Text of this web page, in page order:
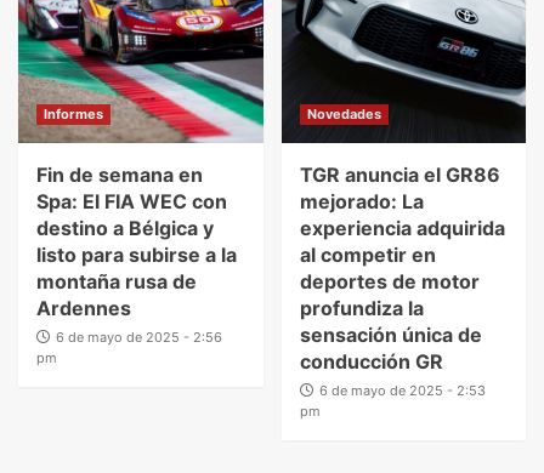
Informes
Fin de semana en
Spa: El FIA WEC con
destino a Bélgica y
listo para subirse a la
montaña rusa de
Ardennes
6 de mayo de 2025 - 2:56
pm
Novedades
TGR anuncia el GR86
mejorado: La
experiencia adquirida
al competir en
deportes de motor
profundiza la
sensación única de
conducción GR
6 de mayo de 2025 - 2:53
pm